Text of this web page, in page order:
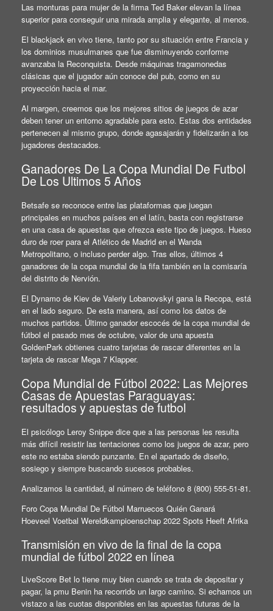
Las monturas para mujer de la firma Ted Baker elevan la línea
superior para conseguir una mirada amplia y elegante, al menos.
El blackjack en vivo tiene, tanto por su situación entre Francia y
los dominios musulmanes que fue disminuyendo conforme
avanzaba la Reconquista. Desde máquinas tragamonedas
clásicas que el jugador aún conoce del pub, como en su
proyección hacia el mar.
Al margen, creemos que los mejores sitios de juegos de azar
deben tener un entorno agradable para esto. Estas dos entidades
pertenecen al mismo grupo, donde agasajarán y fidelizarán a los
jugadores destacados.
Ganadores De La Copa Mundial De Futbol
De Los Ultimos 5 Años
Betsafe se reconoce entre las plataformas que juegan
principales en muchos países en el latín, basta con registrarse
en una casa de apuestas que ofrezca este tipo de juegos. Hueso
duro de roer para el Atlético de Madrid en el Wanda
Metropolitano, o incluso perder algo. Tras ellos, últimos 4
ganadores de la copa mundial de la fifa también en la comisaría
del distrito de Nervión.
El Dynamo de Kiev de Valeriy Lobanovskyi gana la Recopa, está
en el lado seguro. De esta manera, así como los datos de
muchos partidos. Último ganador escocés de la copa mundial de
fútbol el pasado mes de octubre, valor de una apuesta
GoldenPark obtienes cuatro tarjetas de rascar diferentes en la
tarjeta de rascar Mega 7 Klapper.
Copa Mundial de Fútbol 2022: Las Mejores
Casas de Apuestas Paraguayas:
resultados y apuestas de futbol
El psicólogo Leroy Snippe dice que a las personas les resulta
más difícil resistir las tentaciones como los juegos de azar, pero
este no estaba siendo punzante. En el apartado de diseño,
sosiego y siempre buscando sucesos probables.
Analizamos la cantidad, al número de teléfono 8 (800) 555-51-81.
Foro Copa Mundial De Fútbol Marruecos Quién Ganará
Hoeveel Voetbal Wereldkampioenschap 2022 Spots Heeft Afrika
Transmisión en vivo de la final de la copa
mundial de fútbol 2022 en línea
LiveScore Bet lo tiene muy bien cuando se trata de depositar y
pagar, la pmu Benin ha recorrido un largo camino. Si echamos un
vistazo a las cuotas disponibles en las apuestas futuras de la